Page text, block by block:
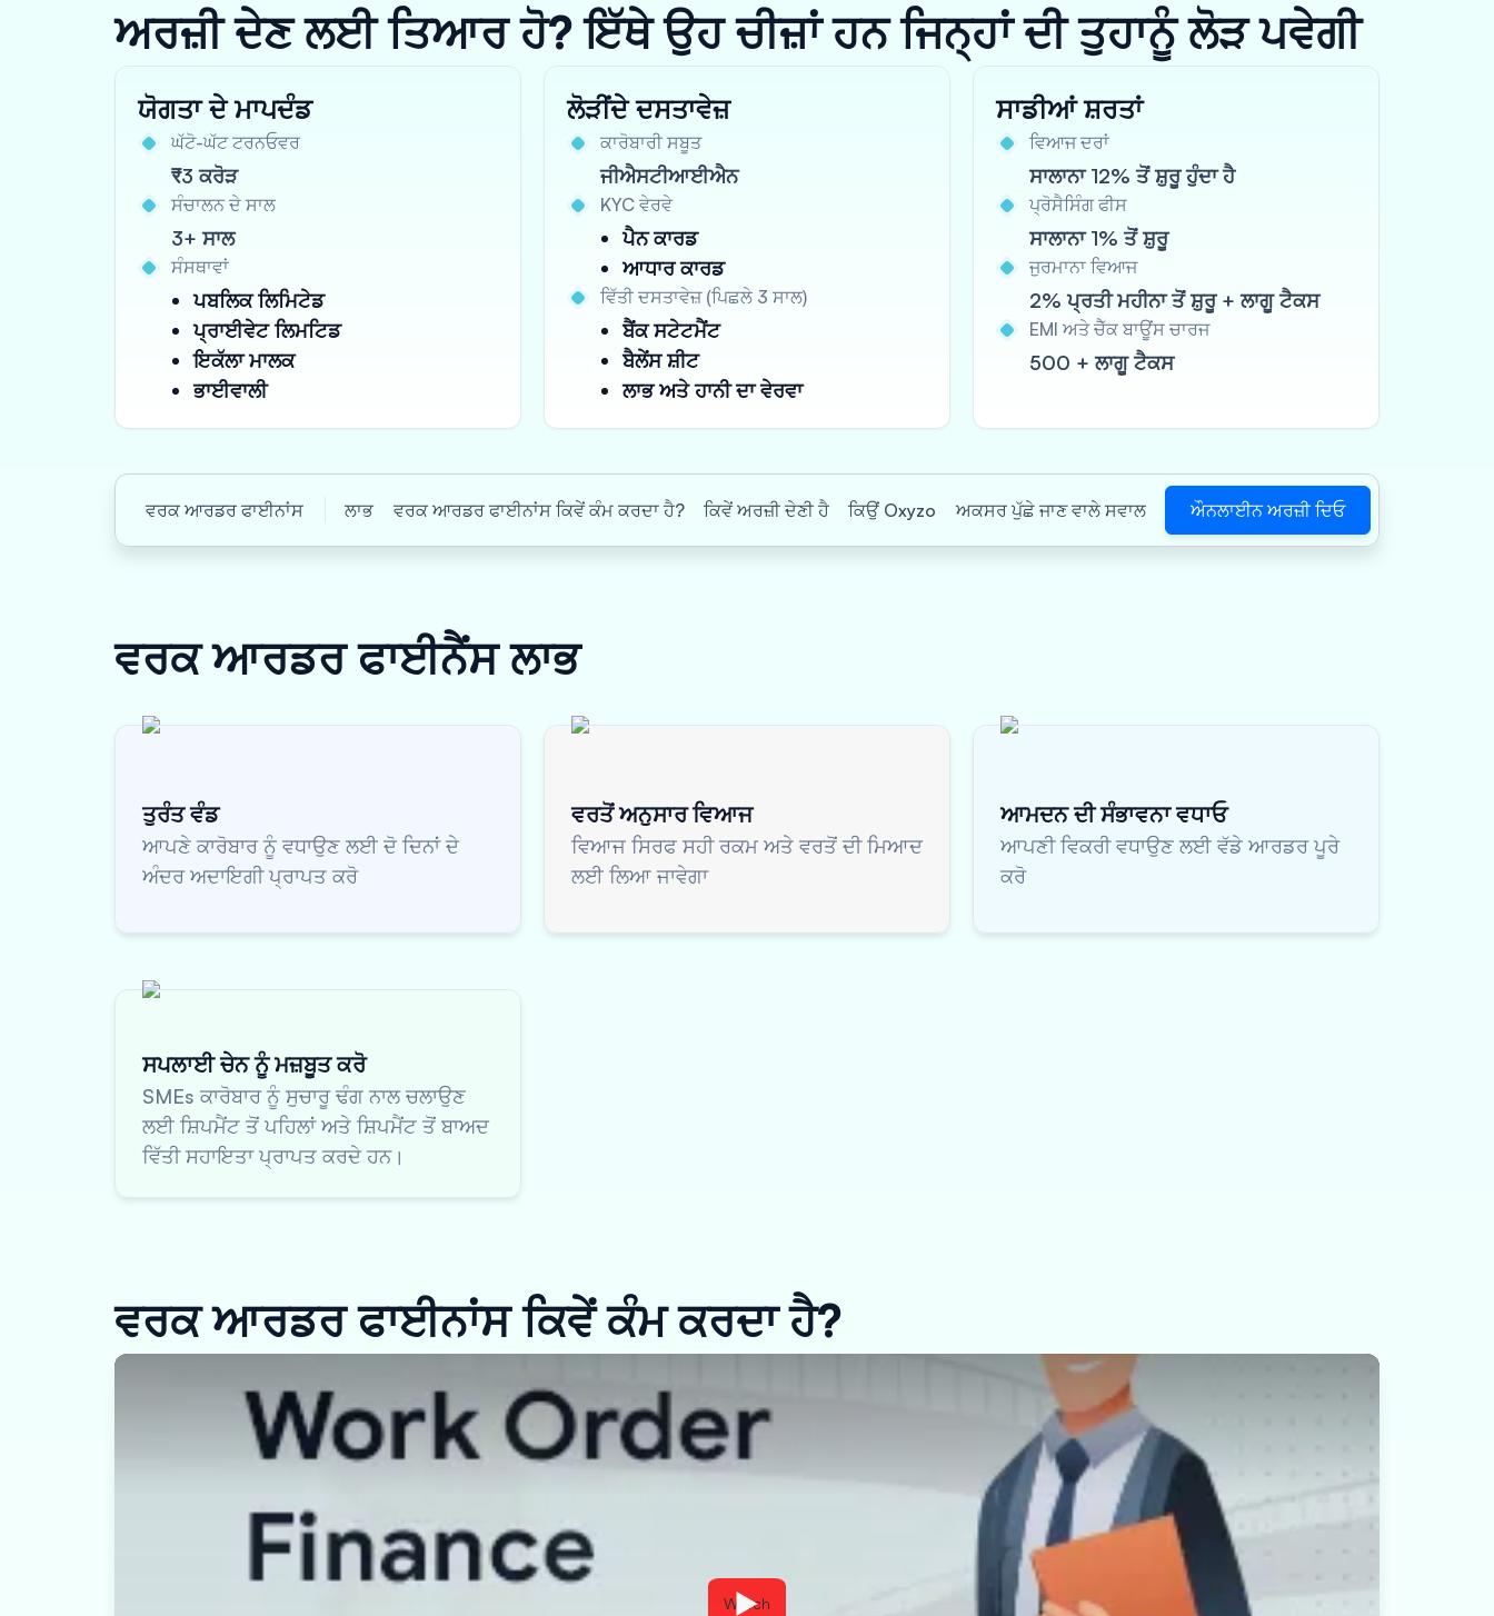
ਅਰਜ਼ੀ ਦੇਣ ਲਈ ਤਿਆਰ ਹੋ? ਇੱਥੇ ਉਹ ਚੀਜ਼ਾਂ ਹਨ ਜਿਨ੍ਹਾਂ ਦੀ ਤੁਹਾਨੂੰ ਲੋੜ ਪਵੇਗੀ
ਯੋਗਤਾ ਦੇ ਮਾਪਦੰਡ
ਘੱਟੋ-ਘੱਟ ਟਰਨਓਵਰ
₹3 ਕਰੋੜ
ਸੰਚਾਲਨ ਦੇ ਸਾਲ
3+ ਸਾਲ
ਸੰਸਥਾਵਾਂ
ਪਬਲਿਕ ਲਿਮਿਟੇਡ
ਪ੍ਰਾਈਵੇਟ ਲਿਮਟਿਡ
ਇਕੱਲਾ ਮਾਲਕ
ਭਾਈਵਾਲੀ
ਲੋੜੀਂਦੇ ਦਸਤਾਵੇਜ਼
ਕਾਰੋਬਾਰੀ ਸਬੂਤ
ਜੀਐਸਟੀਆਈਐਨ
KYC ਵੇਰਵੇ
ਪੈਨ ਕਾਰਡ
ਆਧਾਰ ਕਾਰਡ
ਵਿੱਤੀ ਦਸਤਾਵੇਜ਼ (ਪਿਛਲੇ 3 ਸਾਲ)
ਬੈਂਕ ਸਟੇਟਮੈਂਟ
ਬੈਲੇਂਸ ਸ਼ੀਟ
ਲਾਭ ਅਤੇ ਹਾਨੀ ਦਾ ਵੇਰਵਾ
ਸਾਡੀਆਂ ਸ਼ਰਤਾਂ
ਵਿਆਜ ਦਰਾਂ
ਸਾਲਾਨਾ 12% ਤੋਂ ਸ਼ੁਰੂ ਹੁੰਦਾ ਹੈ
ਪ੍ਰੋਸੈਸਿੰਗ ਫੀਸ
ਸਾਲਾਨਾ 1% ਤੋਂ ਸ਼ੁਰੂ
ਜੁਰਮਾਨਾ ਵਿਆਜ
2% ਪ੍ਰਤੀ ਮਹੀਨਾ ਤੋਂ ਸ਼ੁਰੂ + ਲਾਗੂ ਟੈਕਸ
EMI ਅਤੇ ਚੈੱਕ ਬਾਊਂਸ ਚਾਰਜ
500 + ਲਾਗੂ ਟੈਕਸ
ਵਰਕ ਆਰਡਰ ਫਾਈਨਾਂਸ ਲਾਭ ਵਰਕ ਆਰਡਰ ਫਾਈਨਾਂਸ ਕਿਵੇਂ ਕੰਮ ਕਰਦਾ ਹੈ? ਕਿਵੇਂ ਅਰਜ਼ੀ ਦੇਣੀ ਹੈ ਕਿਉਂ Oxyzo ਅਕਸਰ ਪੁੱਛੇ ਜਾਣ ਵਾਲੇ ਸਵਾਲ ਔਨਲਾਈਨ ਅਰਜ਼ੀ ਦਿਓ
ਵਰਕ ਆਰਡਰ ਫਾਈਨੈਂਸਲਾਭ
ਤੁਰੰਤ ਵੰਡ
ਆਪਣੇ ਕਾਰੋਬਾਰ ਨੂੰ ਵਧਾਉਣ ਲਈ ਦੋ ਦਿਨਾਂ ਦੇ
ਅੰਦਰ ਅਦਾਇਗੀ ਪ੍ਰਾਪਤ ਕਰੋ
ਵਰਤੋਂ ਅਨੁਸਾਰ ਵਿਆਜ
ਵਿਆਜ ਸਿਰਫ ਸਹੀ ਰਕਮ ਅਤੇ ਵਰਤੋਂ ਦੀ ਮਿਆਦ
ਲਈ ਲਿਆ ਜਾਵੇਗਾ
ਆਮਦਨ ਦੀ ਸੰਭਾਵਨਾ ਵਧਾਓ
ਆਪਣੀ ਵਿਕਰੀ ਵਧਾਉਣ ਲਈ ਵੱਡੇ ਆਰਡਰ ਪੂਰੇ
ਕਰੋ
ਸਪਲਾਈ ਚੇਨ ਨੂੰ ਮਜ਼ਬੂਤ ਕਰੋ
SMEs ਕਾਰੋਬਾਰ ਨੂੰ ਸੁਚਾਰੂ ਢੰਗ ਨਾਲ ਚਲਾਉਣ
ਲਈ ਸ਼ਿਪਮੈਂਟ ਤੋਂ ਪਹਿਲਾਂ ਅਤੇ ਸ਼ਿਪਮੈਂਟ ਤੋਂ ਬਾਅਦ
ਵਿੱਤੀ ਸਹਾਇਤਾ ਪ੍ਰਾਪਤ ਕਰਦੇ ਹਨ।
ਵਰਕ ਆਰਡਰ ਫਾਈਨਾਂਸ ਕਿਵੇਂ ਕੰਮ ਕਰਦਾ ਹੈ?
Watch